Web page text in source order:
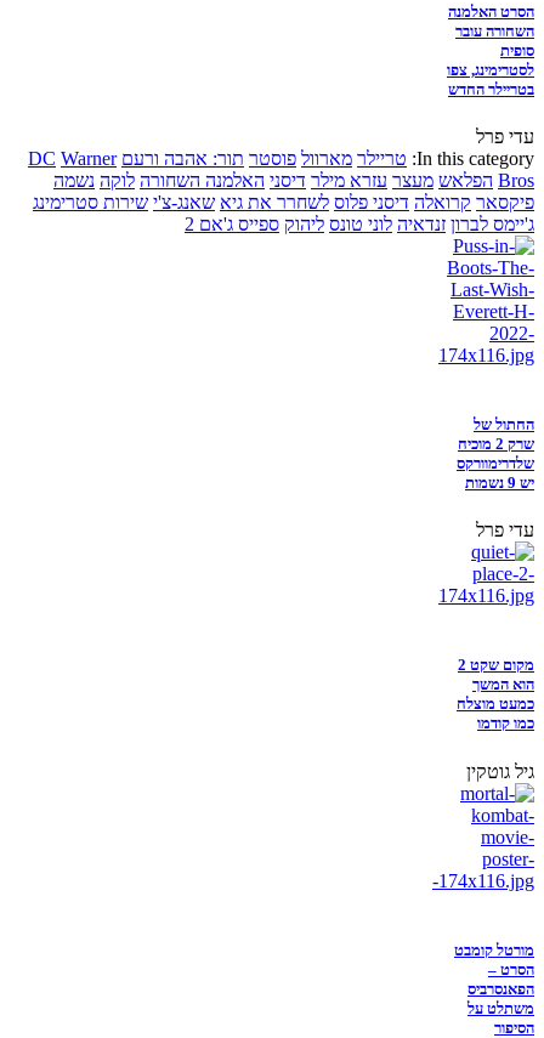
הסרט האלמנה
השחורה עובר
סופית
לסטרימינג, צפו
בטריילר החדש
עדי פרל
In this category: טריילר מארוול פוסטר תור: אהבה ורעם DC Warner
Bros הפלאש מעצר עזרא מילר דיסני האלמנה השחורה לוקה נשמה
פיקסאר קרואלה דיסני פלוס לשחרר את גיא שאנג-צ'י שירות סטרימינג
ג'יימס לברון זנדאיה לוני טונס ליהוק ספייס ג'אם 2
החתול של
שרק 2 מוכיח
שלדרימוורקס
יש 9 נשמות
עדי פרל
מקום שקט 2
הוא המשך
כמעט מוצלח
כמו קודמו
גיל גוטקין
מורטל קומבט
הסרט –
הפאנסרביס
משתלט על
הסיפור